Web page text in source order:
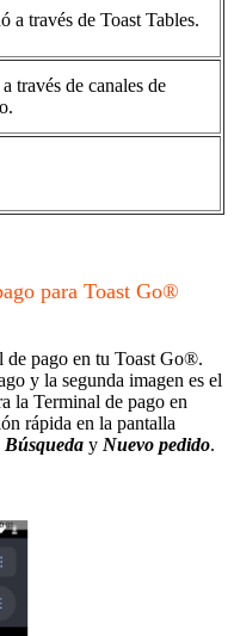
a través de Toast Tables.
través de canales de
para Toast Go®
de pago en tu Toast Go®.
y la segunda imagen es el
la Terminal de pago en
rápida en la pantalla
Búsqueda y Nuevo pedido.